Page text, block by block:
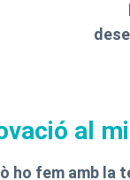
al
ho fem amb la